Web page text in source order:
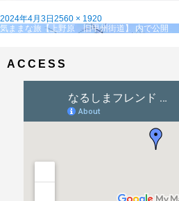
投
稿
2024年4月3日 フ
ル
2560 × 1920
投
ゲ
気ままな旅【上野原 旧甲州街道】 内で公開
ACCESS